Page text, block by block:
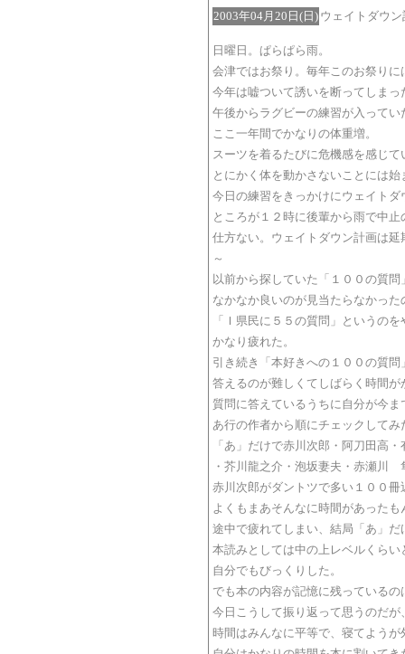
2003年04月20日(日) ウェイトダウ
日曜日。ぱらぱら雨。
会津ではお祭り。毎年このお祭り
今年は嘘ついて誘いを断ってしまっ
午後からラグビーの練習が入って
ここ一年間でかなりの体重増。
スーツを着るたびに危機感を感じて
とにかく体を動かさないことには始
今日の練習をきっかけにウェイト
ところが１２時に後輩から雨で中
仕方ない。ウェイトダウン計画は延
～
以前から探していた「１００の質問
なかなか良いのが見当たらなかった
「Ｉ県民に５５の質問」というの
かなり疲れた。
引き続き「本好きへの１００の質
答えるのが難しくてしばらく時間が
質問に答えているうちに自分が今
あ行の作者から順にチェックしてみ
「あ」だけで赤川次郎・阿刀田高
・芥川龍之介・泡坂妻夫・赤瀬川
赤川次郎がダントツで多い１００冊
よくもまあそんなに時間があったも
途中で疲れてしまい、結局「あ」
本読みとしては中の上レベルくら
自分でもびっくりした。
でも本の内容が記憶に残っている
今日こうして振り返って思うのだが
時間はみんなに平等で、寝てよう